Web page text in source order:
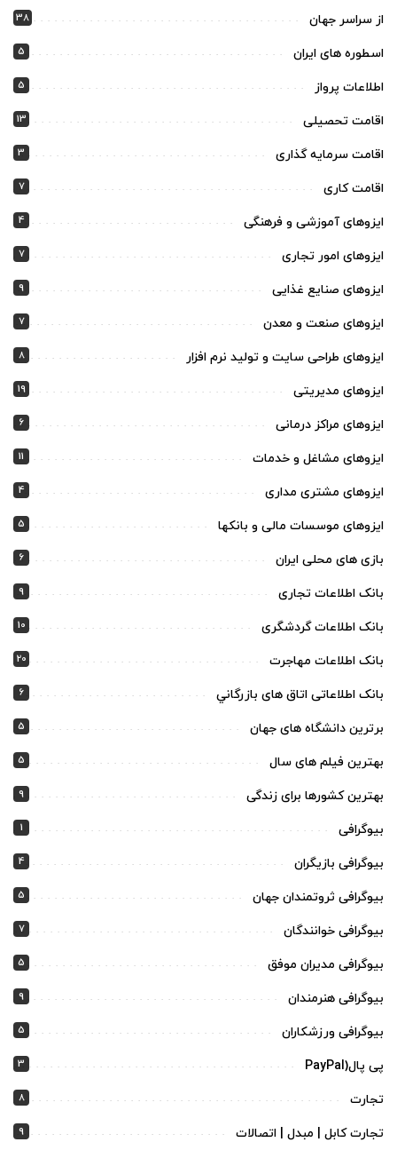
از سراسر جهان 38
اسطوره های ایران 5
اطلاعات پرواز 5
اقامت تحصیلی 13
اقامت سرمایه گذاری 3
اقامت کاری 7
ایزوهای آموزشی و فرهنگی 4
ایزوهای امور تجاری 7
ایزوهای صنایع غذایی 9
ایزوهای صنعت و معدن 7
ایزوهای طراحی سایت و تولید نرم افزار 8
ایزوهای مدیریتی 19
ایزوهای مراکز درمانی 6
ایزوهای مشاغل و خدمات 11
ایزوهای مشتری مداری 4
ایزوهای موسسات مالی و بانکها 5
بازی های محلی ایران 6
بانک اطلاعات تجاری 9
بانک اطلاعات گردشگری 10
بانک اطلاعات مهاجرت 20
بانک اطلاعاتی اتاق های بازرگاني 6
برترین دانشگاه های جهان 5
بهترین فیلم های سال 5
بهترین کشورها برای زندگی 9
بیوگرافی 1
بیوگرافی بازیگران 4
بیوگرافی ثروتمندان جهان 5
بیوگرافی خوانندگان 7
بیوگرافی مدیران موفق 5
بیوگرافی هنرمندان 9
بیوگرافی ورزشکاران 5
پی پال(PayPal 3
تجارت 8
تجارت کابل | مبدل | اتصالات 9